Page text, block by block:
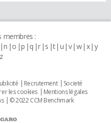
membres :
n o p q r s t u v w x y
z
Recrutement
Societé
les cookies
Mentions légales
© 2022 CCM Benchmark